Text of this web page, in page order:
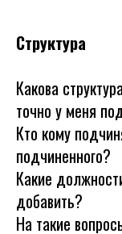
Структура
Какова
точно у меня
Кто кому
подчиненного?
Какие
добавить?
На такие